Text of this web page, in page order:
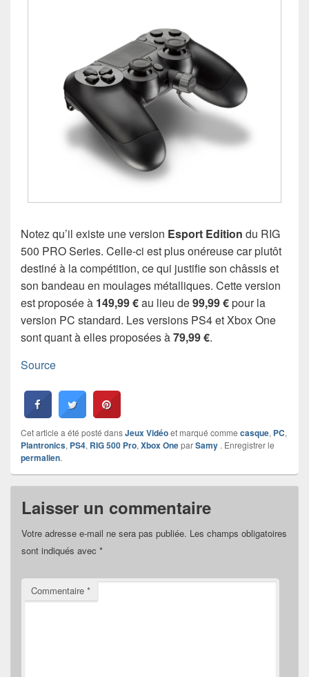
Notez qu’il existe une version Esport Edition du RIG
500 PRO Series. Celle-ci est plus onéreuse car plutôt
destiné à la compétition, ce qui justifie son châssis et
son bandeau en moulages métalliques. Cette version
est proposée à 149,99 €au lieu de99,99 €pour la
version PC standard. Les versions PS4 et Xbox One
sont quant à elles proposées à79,99 €.
Source
Cet article a été posté dansJeux Vidéoet marqué comme casque, PC,
Plantronics, PS4, RIG 500 Pro,Xbox OneparSamy . Enregistrer le
permalien.
Laisser un commentaire
Votre adresse e-mail ne sera pas publiée. Les champs obligatoires
sont indiqués avec *
Commentaire *